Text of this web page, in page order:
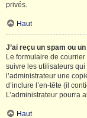
privés.
Haut
J’ai reçu un spam ou
Le formulaire de
suivre les utilisateurs
l’administrateur une
d’inclure l’en-tête (il
L’administrateur pourra
Haut